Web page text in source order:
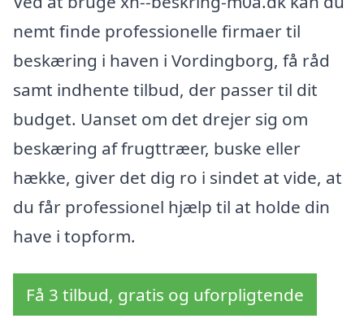
nemt finde professionelle firmaer til
beskæring i haven i Vordingborg, få råd
samt indhente tilbud, der passer til dit
budget. Uanset om det drejer sig om
beskæring af frugttræer, buske eller
hække, giver det dig ro i sindet at vide, at
du får professionel hjælp til at holde din
have i topform.
Få 3 tilbud, gratis og uforpligtende